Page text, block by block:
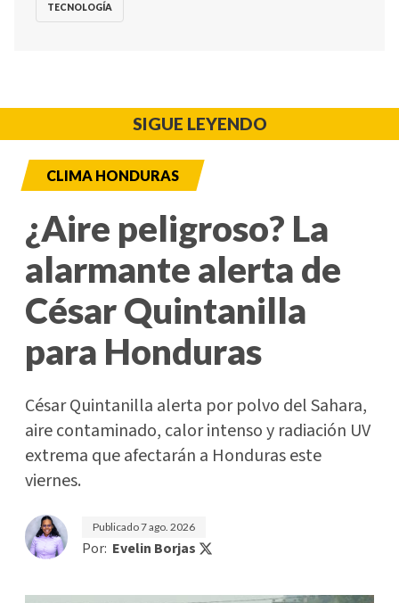
TECNOLOGÍA
SIGUE LEYENDO
CLIMA HONDURAS
¿Aire peligroso? La
alarmante alerta de
César Quintanilla
para Honduras
César Quintanilla alerta por polvo del Sahara,
aire contaminado, calor intenso y radiación UV
extrema que afectarán a Honduras este
viernes.
Publicado7 ago. 2026
Por: Evelin Borjas